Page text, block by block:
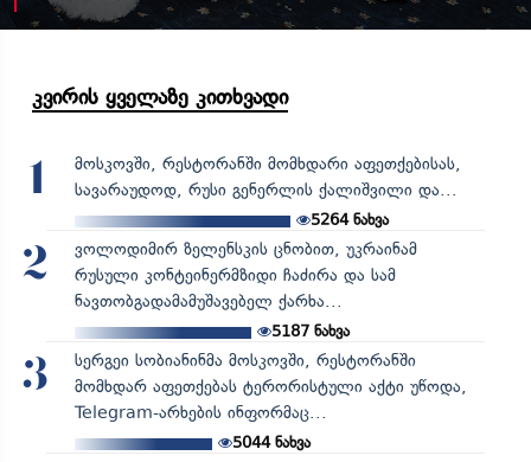
კვირის ყველაზე კითხვადი
1
მოსკოვში, რესტორანში მომხდარი აფეთქებისას,
სავარაუდოდ, რუსი გენერლის ქალიშვილი და...
5264ნახვა
2
ვოლოდიმირ ზელენსკის ცნობით, უკრაინამ
რუსული კონტეინერმზიდი ჩაძირა და სამ
ნავთობგადამამუშავებელ ქარხა...
5187ნახვა
3
სერგეი სობიანინმა მოსკოვში, რესტორანში
მომხდარ აფეთქებას ტერორისტული აქტი უწოდა,
Telegram-არხების ინფორმაც...
5044ნახვა